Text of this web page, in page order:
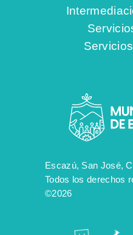
Escazú, San José,
Todos los derechos
©2026